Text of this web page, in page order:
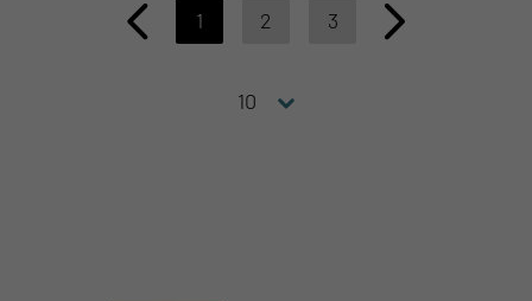
1 2 3